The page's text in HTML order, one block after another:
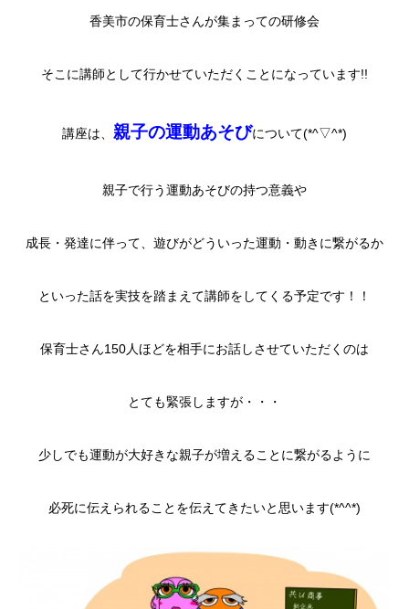
香美市の保育士さんが集まっての研修会
そこに講師として行かせていただくことになっています!!
講座は、 親子の運動あそびについて(*^▽^*)
親子で行う運動あそびの持つ意義や
成長・発達に伴って、遊びがどういった運動・動きに繋がるか
といった話を実技を踏まえて講師をしてくる予定です！！
保育士さん150人ほどを相手にお話しさせていただくのは
とても緊張しますが・・・
少しでも運動が大好きな親子が増えることに繋がるように
必死に伝えられることを伝えてきたいと思います(*^^*)